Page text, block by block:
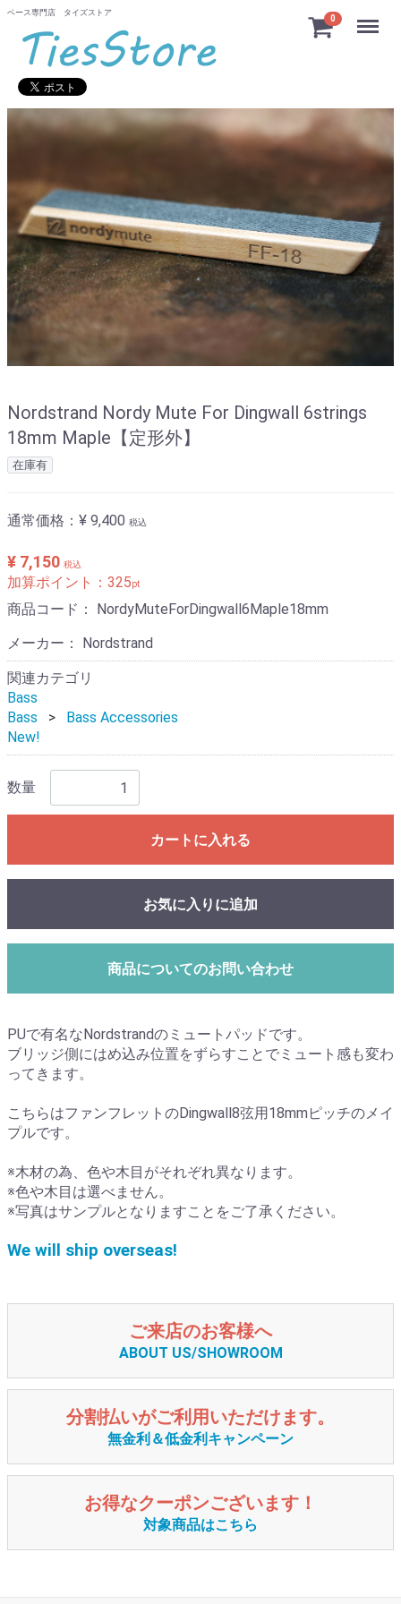
ベース専門店 タイズストア
0 Menu
Nordstrand Nordy Mute For Dingwall 6strings
18mm Maple【定形外】
在庫有
通常価格： ¥ 9,400 税込
¥ 7,150 税込
加算ポイント： 325pt
商品コード： NordyMuteForDingwall6Maple18mm
メーカー： Nordstrand
関連カテゴリ
Bass
Bass
Bass Accessories
New!
数量
カートに入れる
お気に入りに追加
商品についてのお問い合わせ
PUで有名なNordstrandのミュートパッドです。
ブリッジ側にはめ込み位置をずらすことでミュート感も変わ
ってきます。
こちらはファンフレットのDingwall8弦用18mmピッチのメイ
プルです。
※木材の為、色や木目がそれぞれ異なります。
※色や木目は選べません。
※写真はサンプルとなりますことをご了承ください。
We will ship overseas!
ご来店のお客様へ
ABOUT US/SHOWROOM
分割払いがご利用いただけます。
無金利＆低金利キャンペーン
お得なクーポンございます！
対象商品はこちら